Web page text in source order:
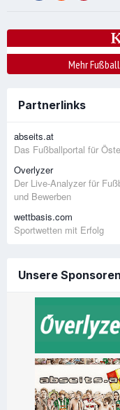
Mehr
Partnerlinks
abseits.at
Das Fußballportal für
Overlyzer
Der Live-Analyzer für
und Bewerben
wettbasis.com
Sportwetten mit Erfolg
Unsere